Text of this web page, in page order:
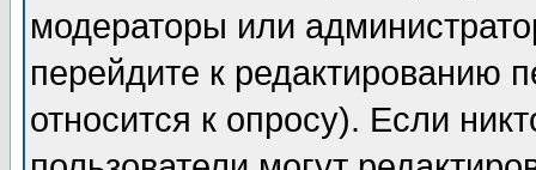
модераторы или
перейдите к редактированию
относится к опросу). Если